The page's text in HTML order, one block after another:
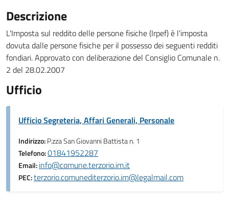
Descrizione
L'Imposta sul reddito delle persone fisiche (Irpef) è l'imposta
dovuta dalle persone fisiche per il possesso dei seguenti redditi
fondiari. Approvato con deliberazione del Consiglio Comunale n.
2 del 28.02.2007
Ufficio
Ufficio Segreteria, Affari Generali, Personale
Indirizzo:P.zza San Giovanni Battista n. 1
Telefono:01841952287
Email:info@comune.terzorio.im.it
PEC:terzorio.comunediterzorio.im@legalmail.com